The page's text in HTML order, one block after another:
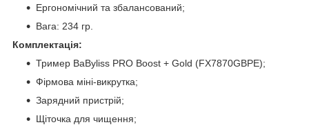
Ергономічний та збалансований;
Вага: 234 гр.
Комплектація:
Тример BaByliss PRO Boost + Gold (FX7870GBPE);
Фірмова міні-викрутка;
Зарядний пристрій;
Щіточка для чищення;